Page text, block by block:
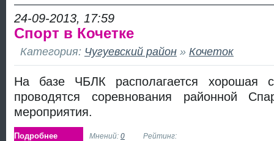
24-09-2013, 17:59
Спорт в Кочетке
Категория: Чугуевский район » Кочеток
На базе ЧБЛК располагается хорошая
проводятся соревнования районной
мероприятия.
Подробнее Мнений: 0 Рейтинг: